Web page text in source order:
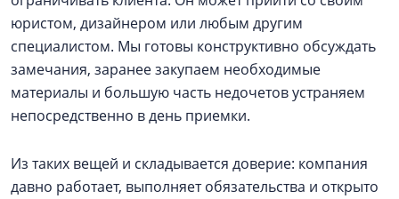
юристом, дизайнером или любым другим
специалистом. Мы готовы конструктивно обсуждать
замечания, заранее закупаем необходимые
материалы и большую часть недочетов устраняем
непосредственно в день приемки.
Из таких вещей и складывается доверие: компания
давно работает, выполняет обязательства и открыто